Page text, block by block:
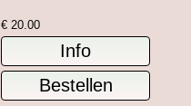
€ 20.00